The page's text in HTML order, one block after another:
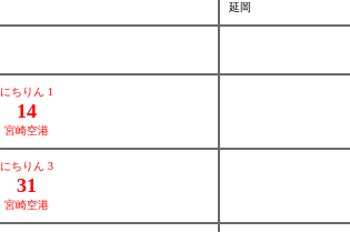
延岡
にちりん 1
14
宮崎空港
にちりん 3
31
宮崎空港